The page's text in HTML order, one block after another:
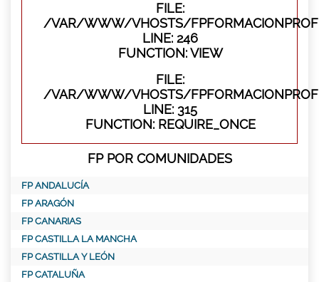
FILE:
/VAR/WWW/VHOSTS/
LINE: 246
FUNCTION: VIEW
FILE:
/VAR/WWW/VHOSTS/
LINE: 315
FUNCTION: REQUIRE_ONCE
FP POR COMUNIDADES
FP ANDALUCÍA
FP ARAGÓN
FP CANARIAS
FP CASTILLA LA MANCHA
FP CASTILLA Y LEÓN
FP CATALUÑA